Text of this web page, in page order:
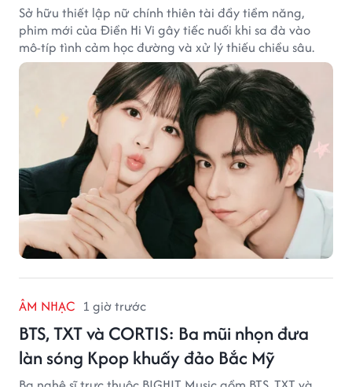
Sở hữu thiết lập nữ chính thiên tài đầy tiềm năng,
phim mới của Điền Hi Vi gây tiếc nuối khi sa đà vào
mô-típ tình cảm học đường và xử lý thiếu chiều sâu.
ÂM NHẠC 1 giờ trước
BTS, TXT và CORTIS: Ba mũi nhọn đưa
làn sóng Kpop khuấy đảo Bắc Mỹ